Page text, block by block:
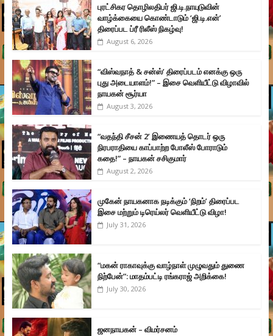
புரட்சிகர தொழிலதிபர் ஜி.டி.நாயுடுவின்
வாழ்க்கையை கொண்டாடும் ‘ஜி.டி.என்’
திரைப்பட ப்ரீ ரிலீஸ் நிகழ்வு!
August 6, 2026
“விஸ்வநாத் & சன்ஸ்’ திரைப்படம் எனக்கு ஒரு
புது அடையாளம்!” – இசை வெளியீட்டு விழாவில்
நாயகன் சூர்யா
August 3, 2026
“வதந்தி சீசன் 2’ இணையத் தொடர் ஒரு
நிரபராதியை காப்பாற்ற போலீஸ் போராடும்
கதை!” – நாயகன் சசிகுமார்
August 2, 2026
முகேன் நாயகனாக நடிக்கும் ‘நிறம்’ திரைப்பட
இசை மற்றும் டிரெய்லர் வெளியீட்டு விழா!
July 31, 2026
“மகன் ராகாவுக்கு வாழ்நாள் முழுவதும் துணை
நிற்பேன்”: மாதம்பட்டி ரங்கராஜ் அறிக்கை!
July 30, 2026
ஜனநாயகன் – விமர்சனம்